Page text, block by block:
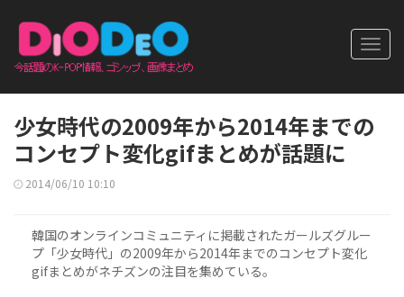
少女時代の2009年から2014年までの
コンセプト変化gifまとめが話題に
2014/06/10 10:10
韓国のオンラインコミュニティに掲載されたガールズグルー
プ「少女時代」の2009年から2014年までのコンセプト変化
gifまとめがネチズンの注目を集めている。